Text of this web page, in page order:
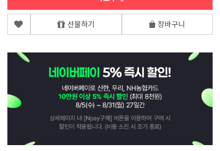
선물하기 장바구니